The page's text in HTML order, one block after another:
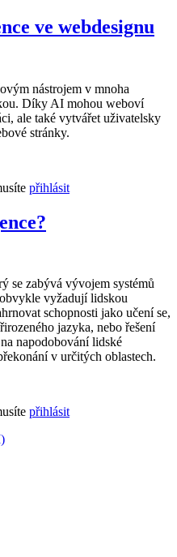
ve webdesignu
nástrojem v mnoha
Díky AI mohou weboví
ale také vytvářet uživatelsky
stránky.
přihlásit
se zabývá vývojem systémů
vyžadují lidskou
schopnosti jako učení se,
jazyka, nebo řešení
napodobování lidské
v určitých oblastech.
přihlásit